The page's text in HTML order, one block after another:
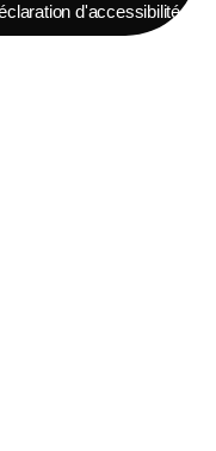
d'accessibilité